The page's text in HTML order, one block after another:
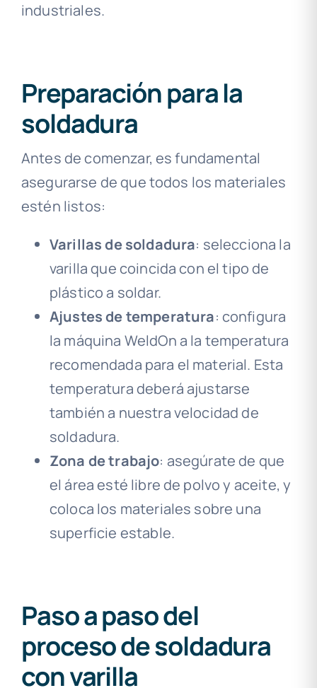
industriales.
Preparación para la
soldadura
Antes de comenzar, es fundamental
asegurarse de que todos los materiales
estén listos:
Varillas de soldadura: selecciona la
varilla que coincida con el tipo de
plástico a soldar.
Ajustes de temperatura: configura
la máquina WeldOn a la temperatura
recomendada para el material. Esta
temperatura deberá ajustarse
también a nuestra velocidad de
soldadura.
Zona de trabajo: asegúrate de que
el área esté libre de polvo y aceite, y
coloca los materiales sobre una
superficie estable.
Paso a paso del
proceso de soldadura
con varilla